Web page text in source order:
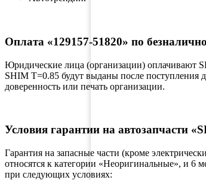
Оплата «129157-51820» по
Юридические лица (организации) оплачивают
SHIM T=0.85 будут выданы после поступления
доверенность или печать организации.
Условия гарантии на автозапчасти
Гарантия на запасные части (кроме
относятся к категории «Неоригинальные», и 6
при следующих условиях: